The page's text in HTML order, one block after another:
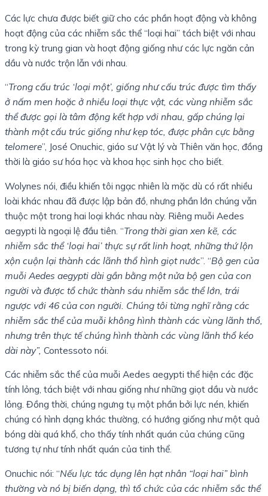
Các lực chưa được biết giữ cho các phần hoạt động và không
hoạt động của các nhiễm sắc thể “loại hai” tách biệt với nhau
trong kỳ trung gian và hoạt động giống như các lực ngăn cản
dầu và nước trộn lẫn với nhau.
“Trong cấu trúc ‘loại một’, giống như cấu trúc được tìm thấy
ở nấm men hoặc ở nhiều loại thực vật, các vùng nhiễm sắc
thể được gọi là tâm động kết hợp với nhau, gấp chúng lại
thành một cấu trúc giống như kẹp tóc, được phân cực bằng
telomere”, José Onuchic, giáo sư Vật lý và Thiên văn học, đồng
thời là giáo sư hóa học và khoa học sinh học cho biết.
Wolynes nói, điều khiến tôi ngạc nhiên là mặc dù có rất nhiều
loài khác nhau đã được lập bản đồ, nhưng phần lớn chúng vẫn
thuộc một trong hai loại khác nhau này. Riêng muỗi Aedes
aegypti là ngoại lệ đầu tiên. “Trong thời gian xen kẽ, các
nhiễm sắc thể ‘loại hai’ thực sự rất linh hoạt, những thứ lộn
xộn cuộn lại thành các lãnh thổ hình giọt nước”. “Bộ gen của
muỗi Aedes aegypti dài gần bằng một nửa bộ gen của con
người và được tổ chức thành sáu nhiễm sắc thể lớn, trái
ngược với 46 của con người. Chúng tôi từng nghĩ rằng các
nhiễm sắc thể của muỗi không hình thành các vùng lãnh thổ,
nhưng trên thực tế chúng hình thành các vùng lãnh thổ kéo
dài này”, Contessoto nói.
Các nhiễm sắc thể của muỗi Aedes aegypti thể hiện các đặc
tính lỏng, tách biệt với nhau giống như những giọt dầu và nước
lỏng. Đồng thời, chúng ngưng tụ một phần bởi lực nén, khiến
chúng có hình dạng khác thường, có hướng giống như một quả
bóng dài quá khổ, cho thấy tính nhất quán của chúng cũng
tương tự như tính nhất quán của tinh thể.
Onuchic nói: “Nếu lực tác dụng lên hạt nhân “loại hai” bình
thường và nó bị biến dạng, thì tổ chức của các nhiễm sắc thể